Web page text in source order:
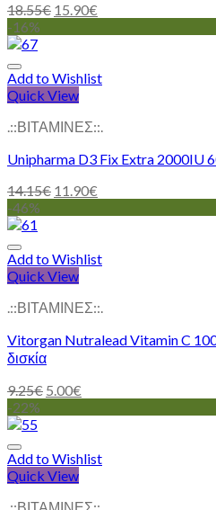
18.55€ 15.90€
-16%
Add to Wishlist
Quick View
.::ΒΙΤΑΜΙΝΕΣ::.
Unipharma D3 Fix Extra 2000IU
14.15€ 11.90€
-46%
Add to Wishlist
Quick View
.::ΒΙΤΑΜΙΝΕΣ::.
Vitorgan Nutralead Vitamin C
δισκία
9.25€ 5.00€
-22%
Add to Wishlist
Quick View